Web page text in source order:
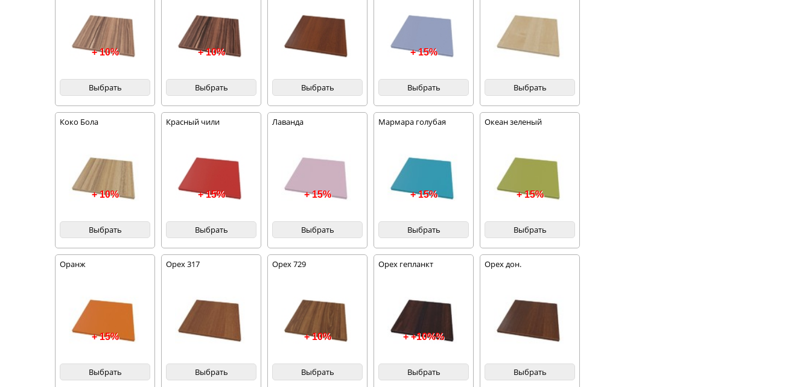
+ 10%
Выбрать
+ 10%
Выбрать Выбрать
+ 15%
Выбрать Выбрать
Коко Бола
+ 10%
Выбрать
Красный чили
+ 15%
Выбрать
Лаванда
+ 15%
Выбрать
Мармара голубая
+ 15%
Выбрать
Океан зеленый
+ 15%
Выбрать
Оранж
+ 15%
Выбрать
Орех 317
Выбрать
Орех 729
+ 10%
Выбрать
Орех гепланкт
+ +10%%
Выбрать
Орех дон.
Выбрать